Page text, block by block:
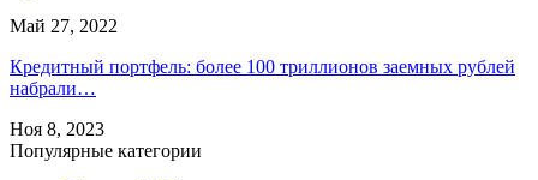
Май 27, 2022
Кредитный портфель: более 100 триллионов заемных рублей
набрали…
Ноя 8, 2023
Популярные категории